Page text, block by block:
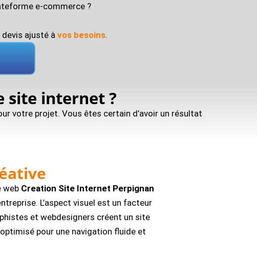
e-commerce ?
ajusté à vos besoins.
site internet ?
votre projet. Vous êtes certain d’avoir un résultat
web Creation Site Internet Perpignan
L’aspect visuel est un facteur
et webdesigners créent un site
pour une navigation fluide et